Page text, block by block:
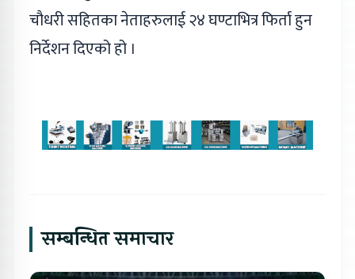
चौधरी सहितका नेताहरुलाई २४ घण्टाभित्र फिर्ता हुन
निर्देशन दिएको हो ।
सम्बन्धित समाचार